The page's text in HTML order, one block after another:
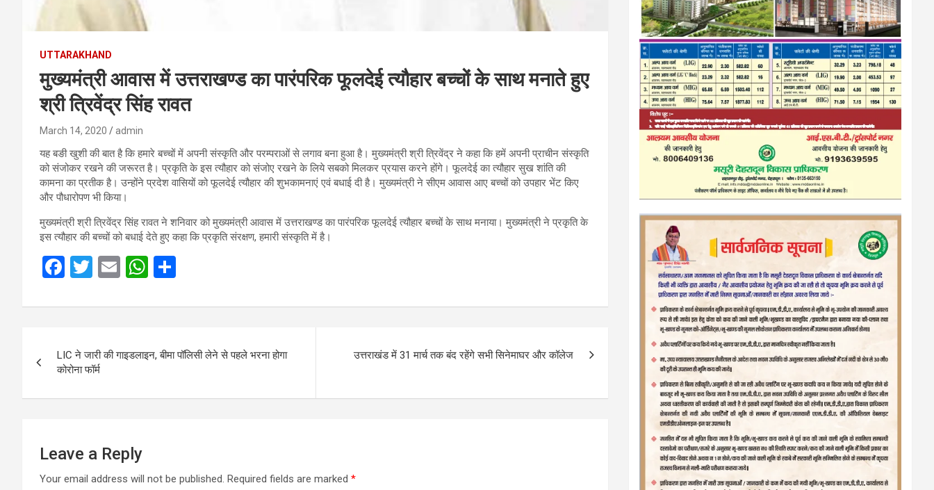
UTTARAKHAND
मुख्यमंत्री आवास में उत्तराखण्ड का पारंपरिक फूलदेई त्यौहार बच्चों के साथ मनाते हुए
श्री त्रिवेंद्र सिंह रावत
March 14, 2020 admin
यह बङी खुशी की बात है कि हमारे बच्चों में अपनी संस्कृति और परम्पराओं से लगाव बना हुआ है। मुख्यमंत्री श्री त्रिवेंद्र ने कहा कि हमें अपनी प्राचीन संस्कृति
को संजोकर रखने की जरूरत है। प्रकृति के इस त्यौहार को संजोए रखने के लिये सबको मिलकर प्रयास करने होंगे। फूलदेई का त्यौहार सुख शांति की
कामना का प्रतीक है। उन्होंने प्रदेश वासियों को फूलदेई त्यौहार की शुभकामनाएं एवं बधाई दी है। मुख्यमंत्री ने सीएम आवास आए बच्चों को उपहार भेंट किए
और पौधारोपण भी किया।
मुख्यमंत्री श्री त्रिवेंद्र सिंह रावत ने शनिवार को मुख्यमंत्री आवास में उत्तराखण्ड का पारंपरिक फूलदेई त्यौहार बच्चों के साथ मनाया। मुख्यमंत्री ने प्रकृति के
इस त्यौहार की बच्चों को बधाई देते हुए कहा कि प्रकृति संरक्षण, हमारी संस्कृति में है।
F
ce
o
o
k
T
tt
E
ail
W
at
A
p
ar
navigation
LIC ने जारी की गाइडलाइन, बीमा पॉलिसी लेने से पहले भरना होगा
कोरोना फॉर्म
उत्तराखंड में 31 मार्च तक बंद रहेंगे सभी सिनेमाघर और कॉलेज
Leave a Reply
Your email address will not be published. Required fields are marked *